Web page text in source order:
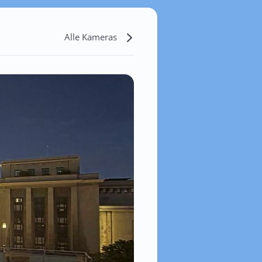
Alle Kameras